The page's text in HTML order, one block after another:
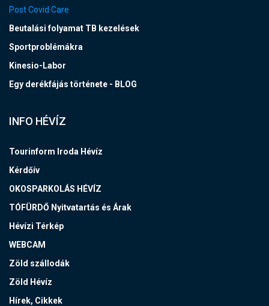
Post Covid Care
Beutalási folyamat TB kezelések
Sportproblémákra
Kinesio-Labor
Egy derékfájás története - BLOG
INFO HÉVÍZ
Tourinform Iroda Hévíz
Kérdőív
OKOSPARKOLÁS HÉVÍZ
TÓFÜRDŐ Nyitvatartás és Árak
Hévízi Térkép
WEBCAM
Zöld szállodák
Zöld Hévíz
Hírek, Cikkek